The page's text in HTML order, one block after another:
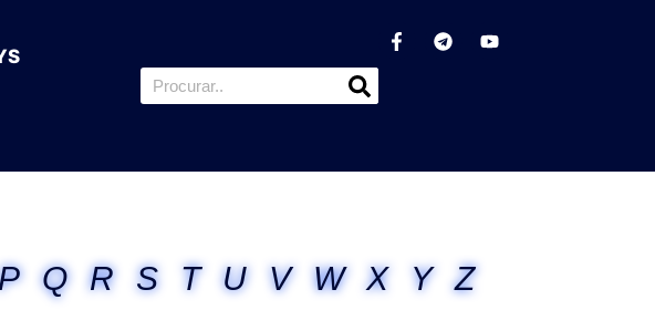
Q R S T U V W X Y Z